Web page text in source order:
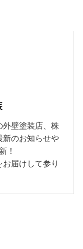
外壁塗装店、株
新のお知らせや
！
届けして参り